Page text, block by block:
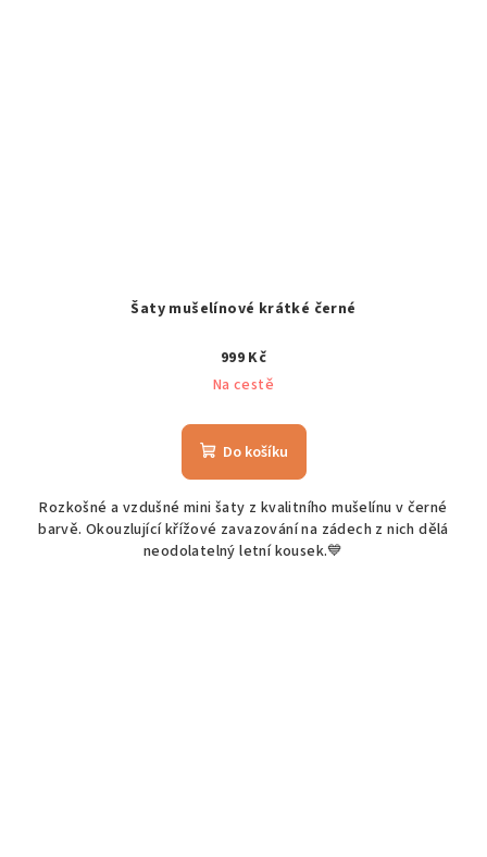
Šaty mušelínové krátké černé
999 Kč
Na cestě
Do košíku
Rozkošné a vzdušné mini šaty z kvalitního mušelínu v černé
barvě. Okouzlující křížové zavazování na zádech z nich dělá
neodolatelný letní kousek.💙